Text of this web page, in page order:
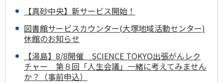
【真砂中央】新サービス開始！
図書館サービスカウンター(大塚地域活動センター)
休館のお知らせ
【湯島】8/8開催 SCIENCE TOKYO出張がんレク
チャー 第８回「人生会議」一緒に考えてみません
か？（事前申込）